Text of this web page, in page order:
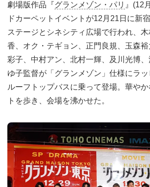
劇場版作品『グランメゾン・パリ 』(12
ドカーペットイベントが12月21日に新
ステージとシネシティ広場で行われ、
香、オク・テギョン、正門良規、玉森
彩子、中村アン、北村一輝、及川光博
ゆ子監督が「グランメゾン」仕様にラ
ルーフトップバスに乗って登場。華や
トを歩き、会場を沸かせた。